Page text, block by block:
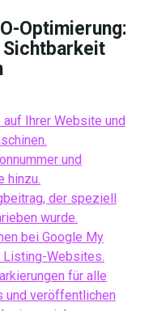
Optimierung:
Sichtbarkeit
Ihrer Website und
und
hinzu.
der speziell
wurde.
bei Google My
Listing-Websites.
für alle
und veröffentlichen